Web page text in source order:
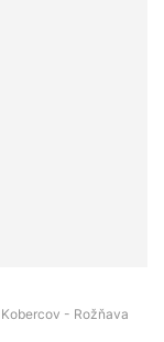
- Rožňava